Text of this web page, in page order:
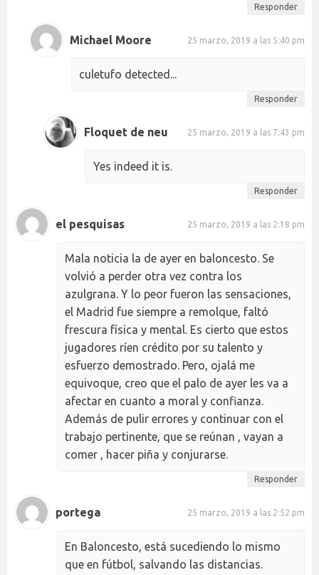
Responder
Michael Moore 25 marzo, 2019 a las 5:40 pm
culetufo detected...
Responder
Floquet de neu 25 marzo, 2019 a las 7:43 pm
Yes indeed it is.
Responder
el pesquisas 25 marzo, 2019 a las 2:18 pm
Mala noticia la de ayer en baloncesto. Se
volvió a perder otra vez contra los
azulgrana. Y lo peor fueron las sensaciones,
el Madrid fue siempre a remolque, faltó
frescura física y mental. Es cierto que estos
jugadores ríen crédito por su talento y
esfuerzo demostrado. Pero, ojalá me
equivoque, creo que el palo de ayer les va a
afectar en cuanto a moral y confianza.
Además de pulir errores y continuar con el
trabajo pertinente, que se reúnan , vayan a
comer , hacer piña y conjurarse.
Responder
portega 25 marzo, 2019 a las 2:52 pm
En Baloncesto, está sucediendo lo mismo
que en fútbol, salvando las distancias.